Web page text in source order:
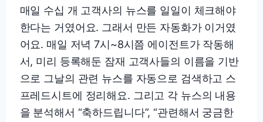
매일 수십 개 고객사의 뉴스를 일일이 체크해야
한다는 거였어요. 그래서 만든 자동화가 이거였
어요. 매일 저녁 7시~8시쯤 에이전트가 작동해
서, 미리 등록해둔 잠재 고객사들의 이름을 기반
으로 그날의 관련 뉴스를 자동으로 검색하고 스
프레드시트에 정리해요. 그리고 각 뉴스의 내용
을 분석해서 “축하드립니다”, “관련해서 궁금한